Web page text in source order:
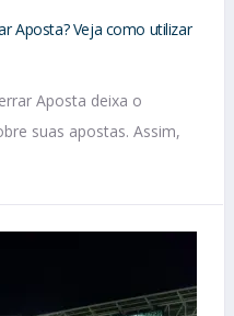
Aposta? Veja como utilizar
Aposta deixa o
suas apostas. Assim,